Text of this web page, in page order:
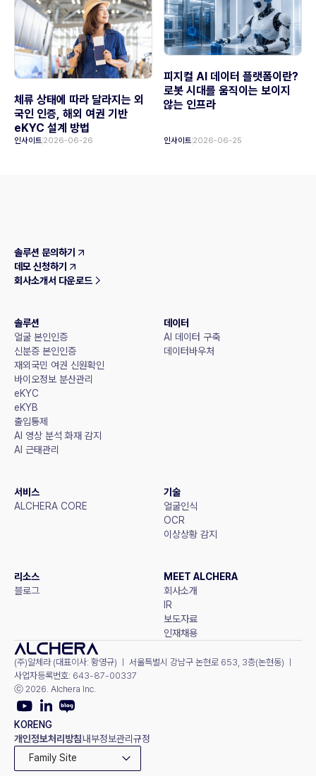
체류 상태에 따라 달라지는 외
국인 인증, 해외 여권 기반
eKYC 설계 방법
인사이트 2026-06-26
피지컬 AI 데이터 플랫폼이란?
로봇 시대를 움직이는 보이지
않는 인프라
인사이트 2026-06-25
솔루션 문의하기
데모 신청하기
회사소개서 다운로드
솔루션
얼굴 본인인증
신분증 본인인증
재외국민 여권 신원확인
바이오정보 분산관리
eKYC
eKYB
출입통제
AI 영상 분석 화재 감지
AI 근태관리
데이터
AI 데이터 구축
데이터바우처
서비스
ALCHERA CORE
기술
얼굴인식
OCR
이상상황 감지
리소스
블로그
MEET ALCHERA
회사소개
IR
보도자료
인재채용
(주)알체라 (대표이사: 황영규) ㅣ 서울특별시 강남구 논현로 653, 3층(논현동) ㅣ
사업자등록번호: 643-87-00337
ⓒ 2026. Alchera Inc.
KORENG
개인정보처리방침내부정보관리규정
Family Site